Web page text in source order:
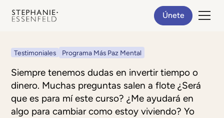
Únete
Testimoniales Programa Más Paz Mental
Siempre tenemos dudas en invertir tiempo o
dinero. Muchas preguntas salen a flote ¿Será
que es para mí este curso? ¿Me ayudará en
algo para cambiar como estoy viviendo? Yo